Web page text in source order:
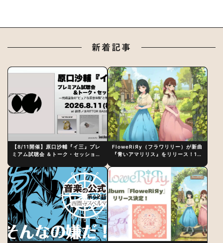
新着記事
【8/11開催】原口沙輔『イ三』プレ
ミアム試聴会 ＆トーク・セッション
制作秘話
FloweRiЯy（フラワリリー）が新曲
『青いアマリリス』をリリース！1st